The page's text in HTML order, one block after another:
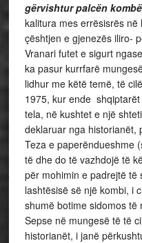
gërvishtur palcën
kalitura mes errësisrës
çështjen e gjenezës iliro-
Vranari futet e sigurt
ka pasur kurrfarë
lidhur me këtë temë, të
1975, kur ende
tela, në kushtet e një
deklaruar nga historianët,
Teza e paperëndueshme
të dhe do të vazhdojë të
për mohimin e padrejtë të
lashtësisë së një kombi, i
shumë botime sidomos të
Sepse në mungesë të të
historianët, i janë